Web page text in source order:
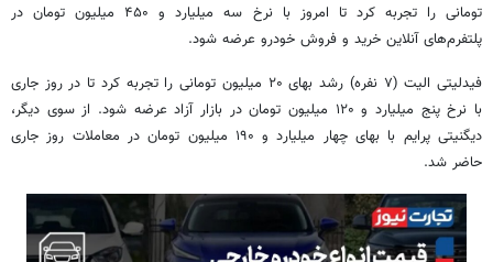
تومانی را تجربه کرد تا امروز با نرخ سه میلیارد و ۴۵۰ میلیون تومان در
پلتفرم‌های آنلاین خرید و فروش خودرو عرضه شود.
فیدلیتی الیت (۷ نفره) رشد بهای ۲۰ میلیون تومانی را تجربه کرد تا در روز جاری
با نرخ پنج میلیارد و ۱۲۰ میلیون تومان در بازار آزاد عرضه شود. از سوی دیگر،
دیگنیتی پرایم با بهای چهار میلیارد و ۱۹۰ میلیون تومان در معاملات روز جاری
حاضر شد.